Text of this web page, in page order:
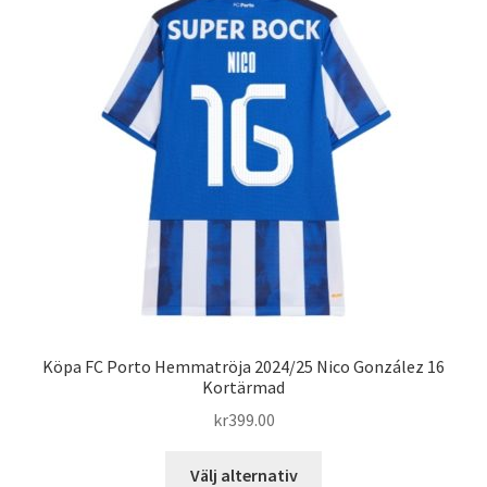
De
olika
alternativen
kan
väljas
på
produktsidan
Köpa FC Porto Hemmatröja 2024/25 Nico González 16
Kortärmad
kr399.00
Välj alternativ